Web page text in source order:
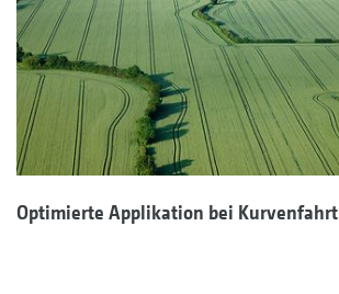
Optimierte Applikation bei Kurvenfahrt